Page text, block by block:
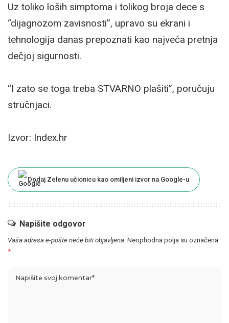
Uz toliko loših simptoma i tolikog broja dece s
“dijagnozom zavisnosti”, upravo su ekrani i
tehnologija danas prepoznati kao najveća pretnja
dečjoj sigurnosti.
“I zato se toga treba STVARNO plašiti”, poručuju
stručnjaci.
Izvor: Index.hr
Dodaj Zelenu učionicu kao omiljeni izvor na Google-u
Napišite odgovor
Vaša adresa e-pošte neće biti objavljena. Neophodna polja su označena
*